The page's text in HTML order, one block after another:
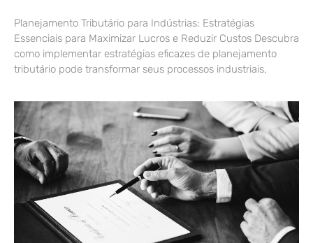
Planejamento Tributário para Indústrias: Estratégias
Essenciais para Maximizar Lucros e Reduzir Custos Descubra
como implementar estratégias eficazes de planejamento
tributário pode transformar seus processos industriais,